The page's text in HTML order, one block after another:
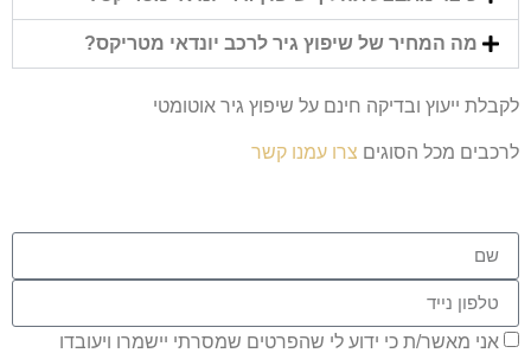
מה המחיר של שיפוץ גיר לרכב יונדאי מטריקס?
לקבלת ייעוץ ובדיקה חינם על שיפוץ גיר אוטומטי
לרכבים מכל הסוגים צרו עמנו קשר
אני מאשר/ת כי ידוע לי שהפרטים שמסרתי יישמרו ויעובדו